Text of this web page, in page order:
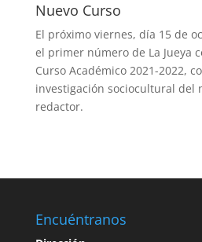
Nuevo Curso
El próximo viernes, día 15 de
el primer número de La Jueya
Curso Académico 2021-2022,
investigación sociocultural del
redactor.
Encuéntranos